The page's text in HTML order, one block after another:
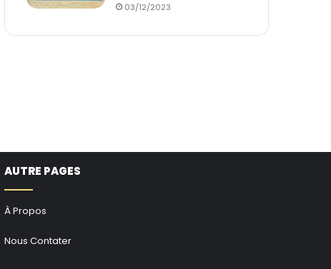
03/12/2023
AUTRE PAGES
À Propos
Nous Contater